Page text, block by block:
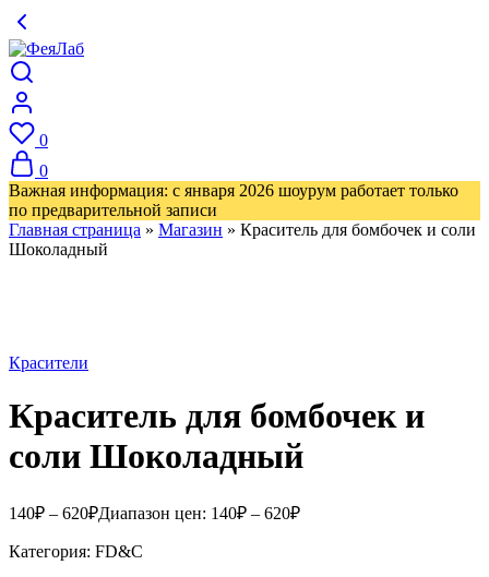
0
0
Важная информация: с января 2026 шоурум работает только
по предварительной записи
Главная страница » Магазин » Краситель для бомбочек и соли
Шоколадный
Красители
Краситель для бомбочек и
соли Шоколадный
140₽ – 620₽Диапазон цен: 140₽ – 620₽
Категория: FD&С